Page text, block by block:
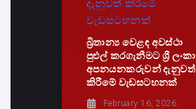
බ්‍රිතාන්‍ය වෙළඳ අවස්ථා
පුළුල් කරගැනීමට ශ්‍රී ලංකා
අපනයනකරුවන් දැනුවත්
කිරීමේ වැඩසටහනක්
February 16, 2026